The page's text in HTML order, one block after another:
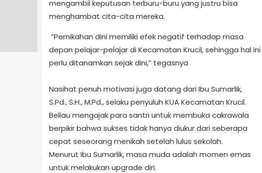
mengambil keputusan terburu-buru yang justru bisa
menghambat cita-cita mereka.
‎ “Pernikahan dini memiliki efek negatif terhadap masa
depan pelajar-pelajar di Kecamatan Krucil, sehingga hal ini
perlu ditanamkan sejak dini,” tegasnya
‎Nasihat penuh motivasi juga datang dari Ibu Sumarlik,
S.Pd., S.H., M.Pd., selaku penyuluh KUA Kecamatan Krucil.
Beliau mengajak para santri untuk membuka cakrawala
berpikir bahwa sukses tidak hanya diukur dari seberapa
cepat seseorang menikah setelah lulus sekolah.
‎Menurut Ibu Sumarlik, masa muda adalah momen emas
untuk melakukan upgrade diri.